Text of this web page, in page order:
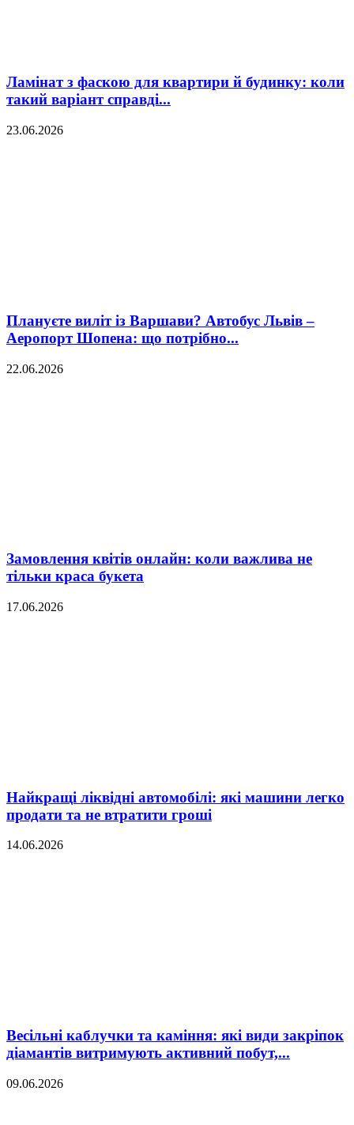
Ламінат з фаскою для квартири й будинку: коли
такий варіант справді...
23.06.2026
Плануєте виліт із Варшави? Автобус Львів –
Аеропорт Шопена: що потрібно...
22.06.2026
Замовлення квітів онлайн: коли важлива не
тільки краса букета
17.06.2026
Найкращі ліквідні автомобілі: які машини легко
продати та не втратити гроші
14.06.2026
Весільні каблучки та каміння: які види закріпок
діамантів витримують активний побут,...
09.06.2026